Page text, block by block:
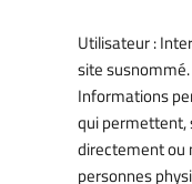
Utilisateur :
site susnommé.
Informations
qui permettent,
directement ou
personnes